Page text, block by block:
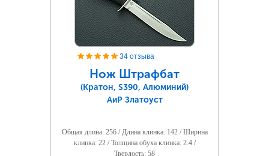
34 отзыва
Нож Штрафбат
(Кратон, S390, Алюминий)
АиР Златоуст
Общая длина: 256 / Длина клинка: 142 / Ширина
клинка: 22 / Толщина обуха клинка: 2.4 /
Твердость: 58